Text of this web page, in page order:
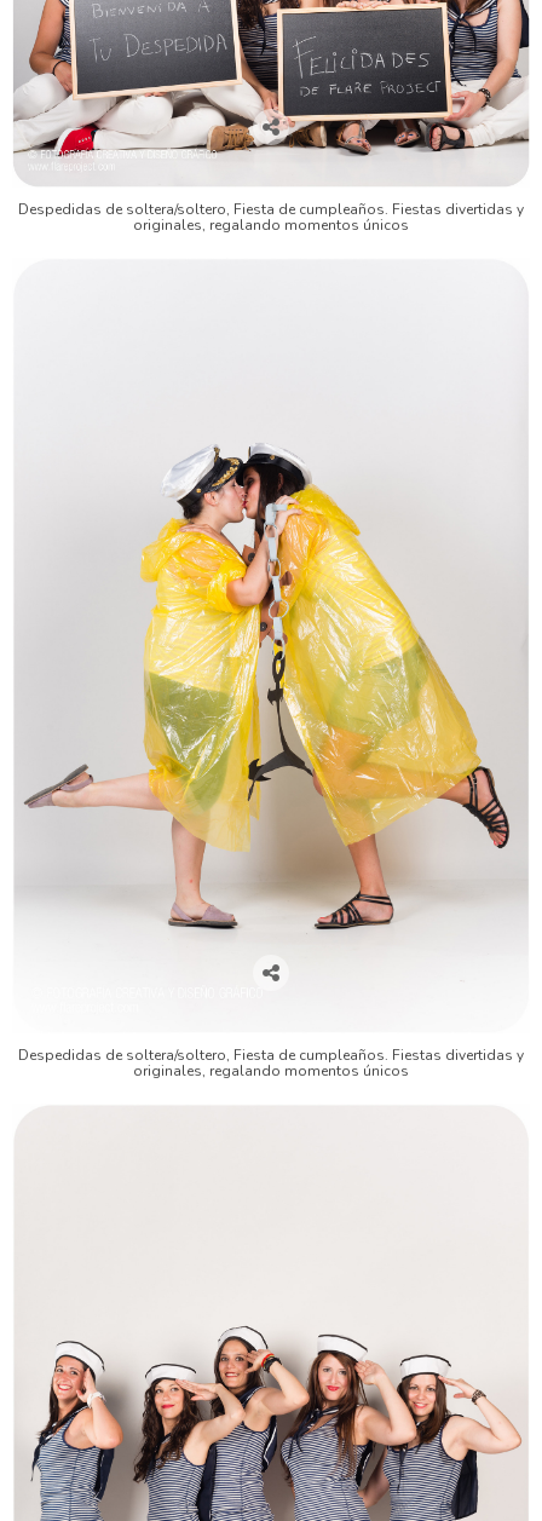
Despedidas de soltera/soltero, Fiesta de cumpleaños. Fiestas divertidas y
originales, regalando momentos únicos
Despedidas de soltera/soltero, Fiesta de cumpleaños. Fiestas divertidas y
originales, regalando momentos únicos